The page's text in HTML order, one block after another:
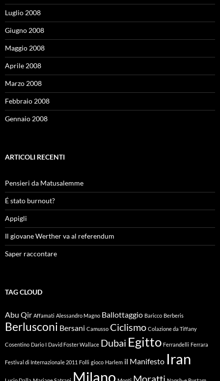
Luglio 2008
Giugno 2008
Maggio 2008
Aprile 2008
Marzo 2008
Febbraio 2008
Gennaio 2008
ARTICOLI RECENTI
Pensieri da Matusalemme
É stato burnout?
Appigli
Il giovane Werther va al referendum
Saper raccontare
TAG CLOUD
Abu Qir Affamati Alessandro Magno Ballottaggio Baricco Berberis
Berlusconi Bersani Camusso Ciclismo Colazione da Tiffany
Cosentino Dario I David Foster Wallace Dubai Egitto Ferrandelli Ferrara
Festival di Internazionale 2011 Folli gioco Harlem il Manifesto Iran
Milano Moratti